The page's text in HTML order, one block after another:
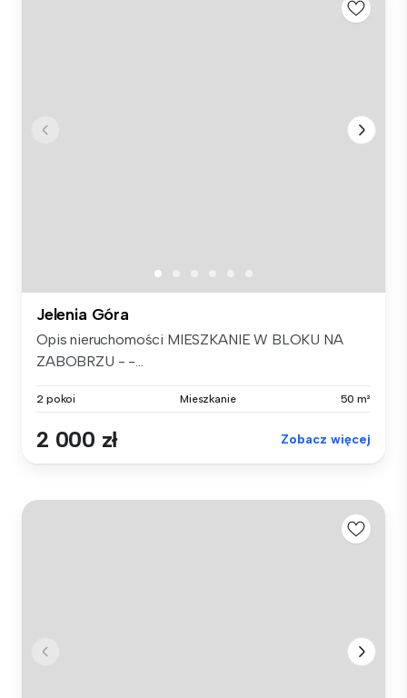
Jelenia Góra
Opis nieruchomości MIESZKANIE W BLOKU NA
ZABOBRZU - -...
2 pokoi Mieszkanie 50 m²
2 000 zł Zobacz więcej